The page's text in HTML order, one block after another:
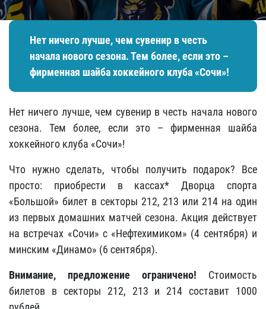
Нет ничего лучше, чем сувенир в честь
начала нового сезона. Тем более, если это –
фирменная шайба хоккейного клуба «Сочи»!
Нет ничего лучше, чем сувенир в честь начала нового
сезона. Тем более, если это – фирменная шайба
хоккейного клуба «Сочи»!
Что нужно сделать, чтобы получить подарок? Все
просто: приобрести в кассах* Дворца спорта
«Большой» билет в секторы 212, 213 или 214 на один
из первых домашних матчей сезона. Акция действует
на встречах «Сочи» с «Нефтехимиком» (4 сентября) и
минским «Динамо» (6 сентября).
Внимание, предложение ограничено!
Стоимость
билетов в секторы 212, 213 и 214 составит 1000